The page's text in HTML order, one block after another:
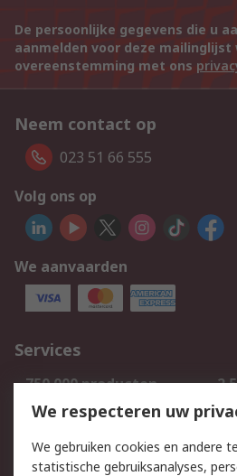
De persoonlijke gegevens die u
aanmelden voor deze
overeenstemming met ons
Neem contact op
023 51 66 555
Volg ons op
We aanvaarden
Services
750.000 producten
Bestellen
Track & Trace
We respecteren uw
We gebruiken cookies en andere
statistische gebruiksanalyses,